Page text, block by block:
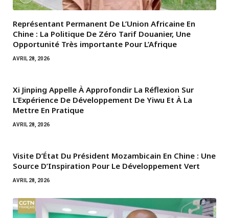
Représentant Permanent De L’Union Africaine En
Chine : La Politique De Zéro Tarif Douanier, Une
Opportunité Très importante Pour L’Afrique
AVRIL 28, 2026
Xi Jinping Appelle À Approfondir La Réflexion Sur
L’Expérience De Développement De Yiwu Et À La
Mettre En Pratique
AVRIL 28, 2026
Visite D’État Du Président Mozambicain En Chine : Une
Source D’Inspiration Pour Le Développement Vert
AVRIL 28, 2026